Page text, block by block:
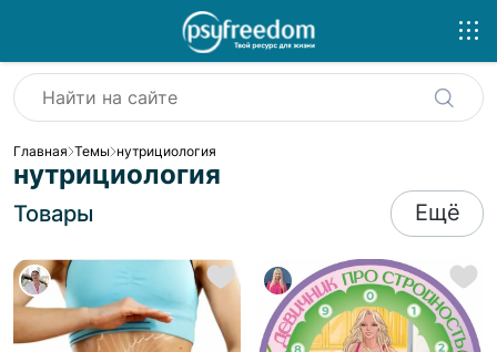
Главная Темы нутрициология
нутрициология
Товары Ещё